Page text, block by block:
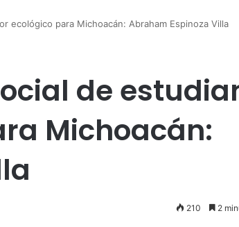
ecológico para Michoacán: Abraham Espinoza Villa
de
Michoacán:
210 2